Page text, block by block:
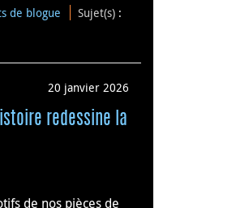
de blogue Sujet(s) :
20 janvier 2026
redessine la
de nos pièces de